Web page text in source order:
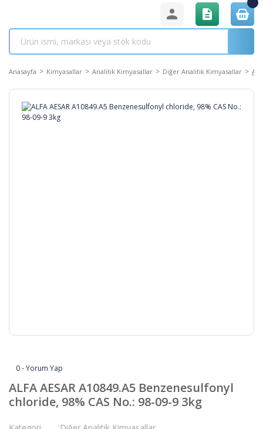
Anasayfa Kimyasallar Analitik Kimyasallar Diğer Analitik Kimyasallar
0 - Yorum Yap
ALFA AESAR A10849.A5 Benzenesulfonyl
chloride, 98% CAS No.: 98-09-9 3kg